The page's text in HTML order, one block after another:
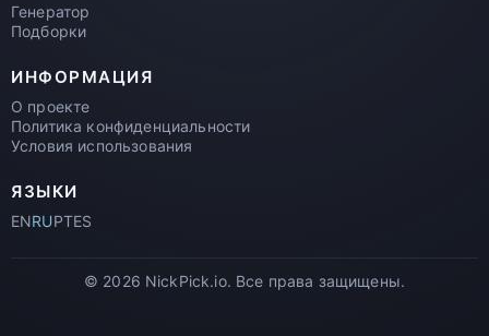
Генератор
Подборки
ИНФОРМАЦИЯ
О проекте
Политика конфиденциальности
Условия использования
ЯЗЫКИ
ENRUPTES
© 2026 NickPick.io. Все права защищены.